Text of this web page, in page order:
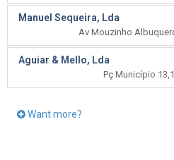
Manuel Sequeira, Lda
Av Mouzinho
Aguiar & Mello, Lda
Pç Município
Want more?